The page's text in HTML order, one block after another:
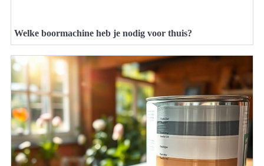
Welke boormachine heb je nodig voor thuis?